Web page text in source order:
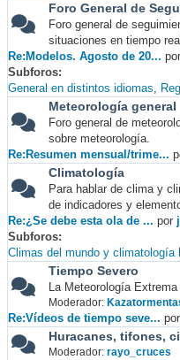
Foro General de
Foro general de
situaciones en tiempo
Re:Modelos. Agosto de 20... por
Subforos
General en distintos idiomas
Meteorología general
Foro general de
sobre meteorología.
Re:Resumen mensual/trime...
Climatología
Para hablar de clima y
de indicadores y
Re:¿Se debe esta ola de ... por
Subforos
Climas del mundo y climatología
Tiempo Severo
La Meteorología Extrema
Moderador:
Re:Vídeos de tiempo seve... por
Huracanes, tifones,
Moderador: rayo_cruces